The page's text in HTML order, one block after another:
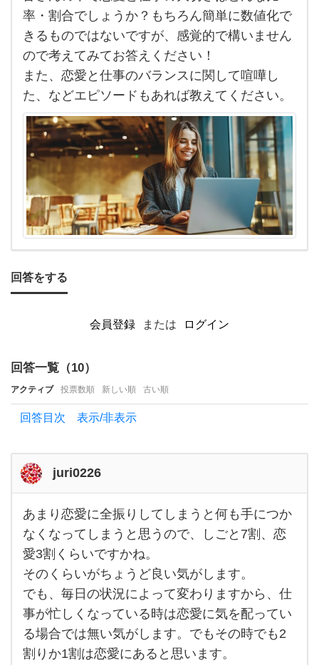
中で
恋愛
と仕
事は
ど
ん
な割
合で
す
か？
簡単
に
う
ド
ラ
率・割合でしょうか？もちろん簡単に数値化で
きるものではないですが、感覚的で構いません
ので考えてみてお答えください！
また、恋愛と仕事のバランスに関して喧嘩し
た、などエピソードもあれば教えてください。
回答をする
会員登録 または ログイン
回答一覧（10）
アクティブ 投票数順 新しい順 古い順
回答目次 表示/非表示
juri0226
あま
り恋
愛に
全振
りし
てし
まう
と何
も手
につ
かな
くな
って
あまり恋愛に全振りしてしまうと何も手につか
なくなってしまうと思うので、しごと7割、恋
愛3割くらいですかね。
そのくらいがちょうど良い気がします。
でも、毎日の状況によって変わりますから、仕
事が忙しくなっている時は恋愛に気を配ってい
る場合では無い気がします。でもその時でも2
割りか1割は恋愛にあると思います。